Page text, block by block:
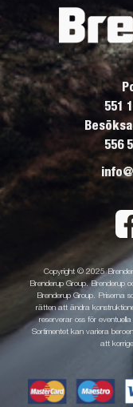
551
556
Copyright © 2025
Brenderup Group. Brenderup
Brenderup Group. Priserna
rätten att ändra
reserverar oss för
Sortimentet kan variera
att